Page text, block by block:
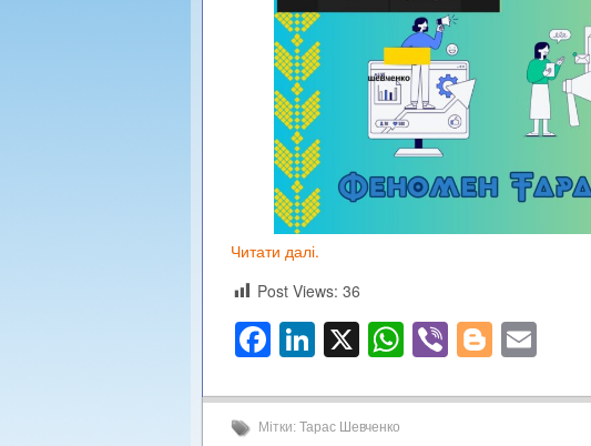
Читати далі.
Post Views: 36
Facebook
LinkedIn
X WhatsApp
ViberBlogger
Мітки: Тарас Шевченко